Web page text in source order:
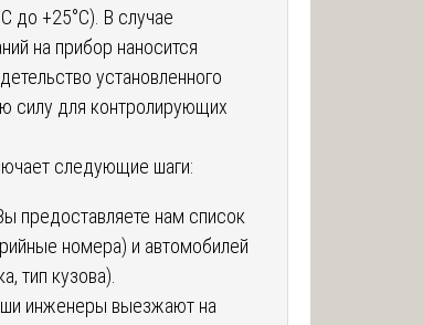
до +25°C). В случае
на прибор наносится
установленного
силу для контролирующих
следующие шаги:
предоставляете нам список
номера) и автомобилей
тип кузова).
инженеры выезжают на